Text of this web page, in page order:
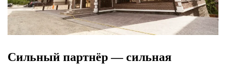
Сильный партнёр — сильная